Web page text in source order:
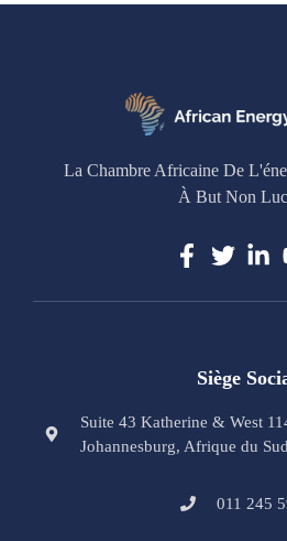
La Chambre Africaine De
À But Non
Siège
Suite 43 Katherine & West
Johannesburg, Afrique du Sud
011 245